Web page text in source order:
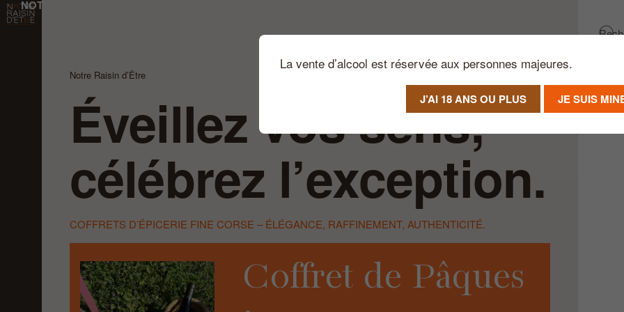
NOTRE RAISIN D'ÊTRE
Notre Raisin d’Être
Éveillez vos sens,
célébrez l’exception.
COFFRETS D’ÉPICERIE FINE CORSE – ÉLÉGANCE, RAFFINEMENT, AUTHENTICITÉ.
Coffret de Pâques
La vente d’alcool est réservée aux personnes majeures.
J’AI 18 ANS OU PLUS JE SUIS